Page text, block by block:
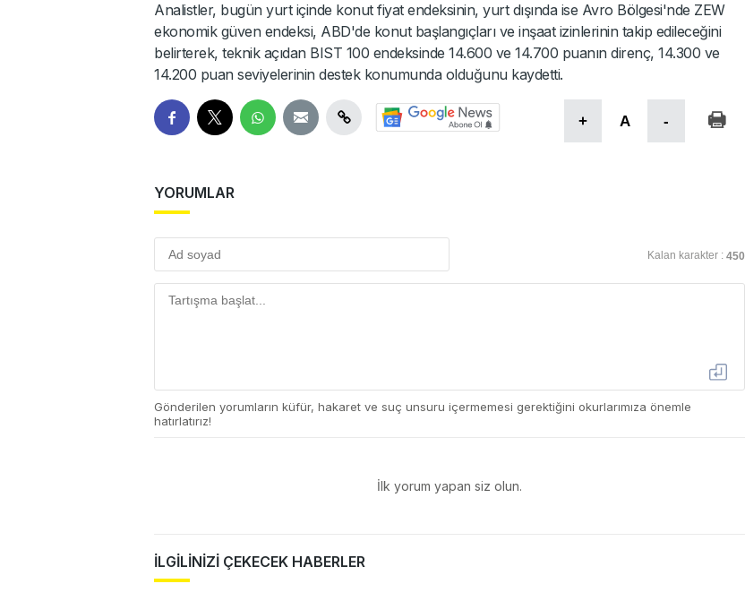
Analistler, bugün yurt içinde konut fiyat endeksinin, yurt dışında ise Avro Bölgesi'nde ZEW
ekonomik güven endeksi, ABD'de konut başlangıçları ve inşaat izinlerinin takip edileceğini
belirterek, teknik açıdan BIST 100 endeksinde 14.600 ve 14.700 puanın direnç, 14.300 ve
14.200 puan seviyelerinin destek konumunda olduğunu kaydetti.
+ A -
YORUMLAR
Kalan karakter : 450
Gönderilen yorumların küfür, hakaret ve suç unsuru içermemesi gerektiğini okurlarımıza önemle
hatırlatırız!
İlk yorum yapan siz olun.
İLGİLİNİZİ ÇEKECEK HABERLER